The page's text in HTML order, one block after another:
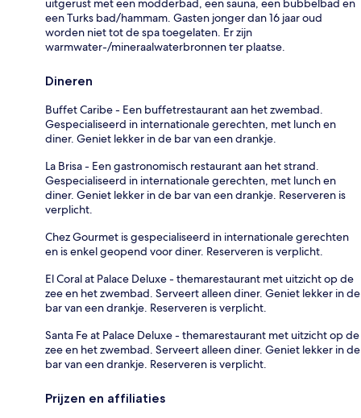
uitgerust met een modderbad, een sauna, een bubbelbad en
een Turks bad/hammam. Gasten jonger dan 16 jaar oud
worden niet tot de spa toegelaten. Er zijn
warmwater-/mineraalwaterbronnen ter plaatse.
Dineren
Buffet Caribe - Een buffetrestaurant aan het zwembad.
Gespecialiseerd in internationale gerechten, met lunch en
diner. Geniet lekker in de bar van een drankje.
La Brisa - Een gastronomisch restaurant aan het strand.
Gespecialiseerd in internationale gerechten, met lunch en
diner. Geniet lekker in de bar van een drankje. Reserveren is
verplicht.
Chez Gourmet is gespecialiseerd in internationale gerechten
en is enkel geopend voor diner. Reserveren is verplicht.
El Coral at Palace Deluxe - themarestaurant met uitzicht op de
zee en het zwembad. Serveert alleen diner. Geniet lekker in de
bar van een drankje. Reserveren is verplicht.
Santa Fe at Palace Deluxe - themarestaurant met uitzicht op de
zee en het zwembad. Serveert alleen diner. Geniet lekker in de
bar van een drankje. Reserveren is verplicht.
Prijzen en affiliaties